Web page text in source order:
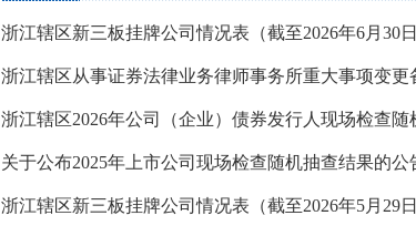
浙江辖区新三板挂牌公司情况表（截至2026年6月30日
浙江辖区2026年公司（企业）债券发行人现场检查随
关于公布2025年上市公司现场检查随机抽查结果的公
浙江辖区新三板挂牌公司情况表（截至2026年5月29日